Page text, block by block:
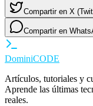
Compartir en X
Compartir en
DominiCODE
Artículos, tutoriales y
Aprende las últimas
reales.